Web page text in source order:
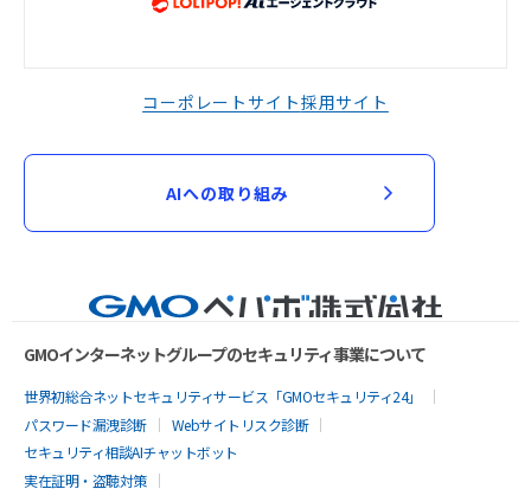
コーポレートサイト採用サイト
AIへの取り組み
GMOインターネットグループのセキュリティ事業について
世界初総合ネットセキュリティサービス「GMOセキュリティ24」
パスワード漏洩診断
Webサイトリスク診断
セキュリティ相談AIチャットボット
実在証明・盗聴対策